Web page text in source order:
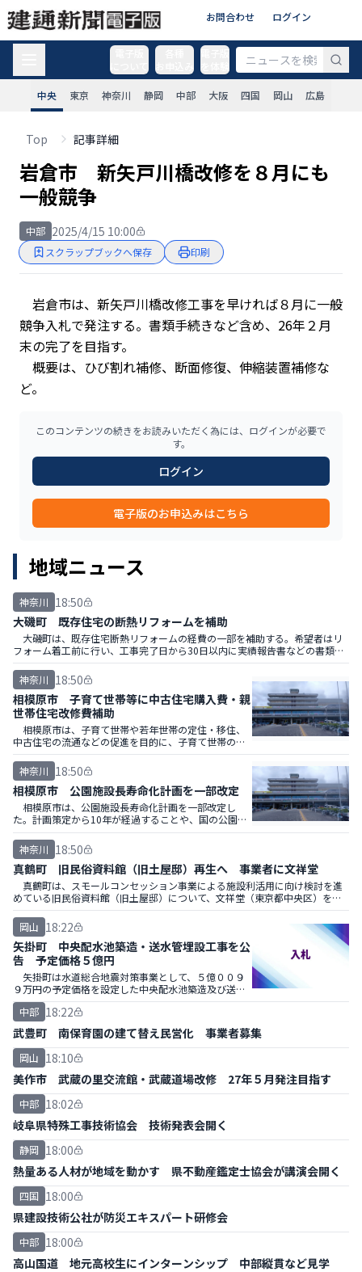
お問合わせ ログイン
電子版
中央 東京 神奈川 静岡 中部 大阪 四国 岡山 広島
Top 記事詳細
岩倉市 新矢戸川橋改修を８月にも
一般競争
中部 2025/4/15 10:00
スクラップブックへ保存 印刷
岩倉市は、新矢戸川橋改修工事を早ければ８月に一般
競争入札で発注する。書類手続きなど含め、26年２月
末の完了を目指す。
概要は、ひび割れ補修、断面修復、伸縮装置補修な
ど。
このコンテンツの続きをお読みいただく為には、ログインが必要で
す。
ログイン
電子版のお申込みはこちら
地域ニュース
神奈川 18:50
大磯町 既存住宅の断熱リフォームを補助
大磯町は、既存住宅断熱リフォームの経費の一部を補助する。希望者はリ
フォーム着工前に行い、工事完了日から30日以内に実績報告書などの書類を
提出する。
神奈川 18:50
相模原市 子育て世帯等に中古住宅購入費・親
世帯住宅改修費補助
相模原市は、子育て世帯や若年世帯の定住・移住、
中古住宅の流通などの促進を目的に、子育て世帯の中
古住宅購入費や親世帯が所有する住宅改修費の一部を
補助する。
神奈川 18:50
相模原市 公園施設長寿命化計画を一部改定
相模原市は、公園施設長寿命化計画を一部改定し
た。計画策定から10年が経過することや、国の公園施
設長寿命化計画策定指針の改定などを踏まえ見直し
た。
神奈川 18:50
真鶴町 旧民俗資料館（旧土屋邸）再生へ 事業者に文祥堂
真鶴町は、スモールコンセッション事業による施設利活用に向け検討を進
めている旧民俗資料館（旧土屋邸）について、文祥堂（東京都中央区）を優
先交渉権者に選定、基本協定書を締結した。
岡山 18:22
矢掛町 中央配水池築造・送水管埋設工事を公
告 予定価格５億円
矢掛町は水道総合地震対策事業として、５億００９
９万円の予定価格を設定した中央配水池築造及び送水
管埋設工事の一般競争入札を公示した。施工方式は特
定建設工事共同企業体（ＪＶ）による共同施工方式。
中部 18:22
武豊町 南保育園の建て替え民営化 事業者募集
岡山 18:10
美作市 武蔵の里交流館・武蔵道場改修 27年５月発注目指す
中部 18:02
岐阜県特殊工事技術協会 技術発表会開く
静岡 18:00
熱量ある人材が地域を動かす 県不動産鑑定士協会が講演会開く
四国 18:00
県建設技術公社が防災エキスパート研修会
中部 18:00
高山国道 地元高校生にインターンシップ 中部縦貫など見学